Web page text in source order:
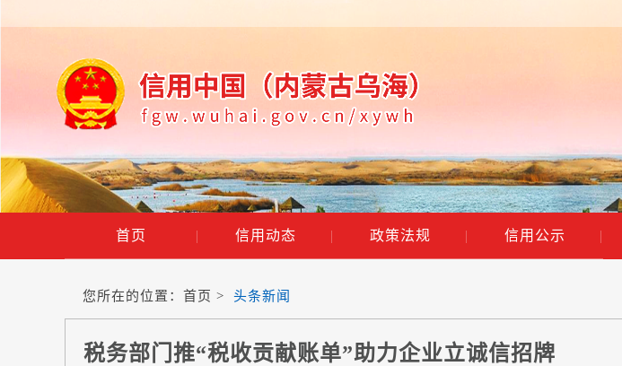
首页 | 信用动态 | 政策法规 | 信用公示 |
您所在的位置： 首页 > 头条新闻
税务部门推“税收贡献账单”助力企业立诚信招牌